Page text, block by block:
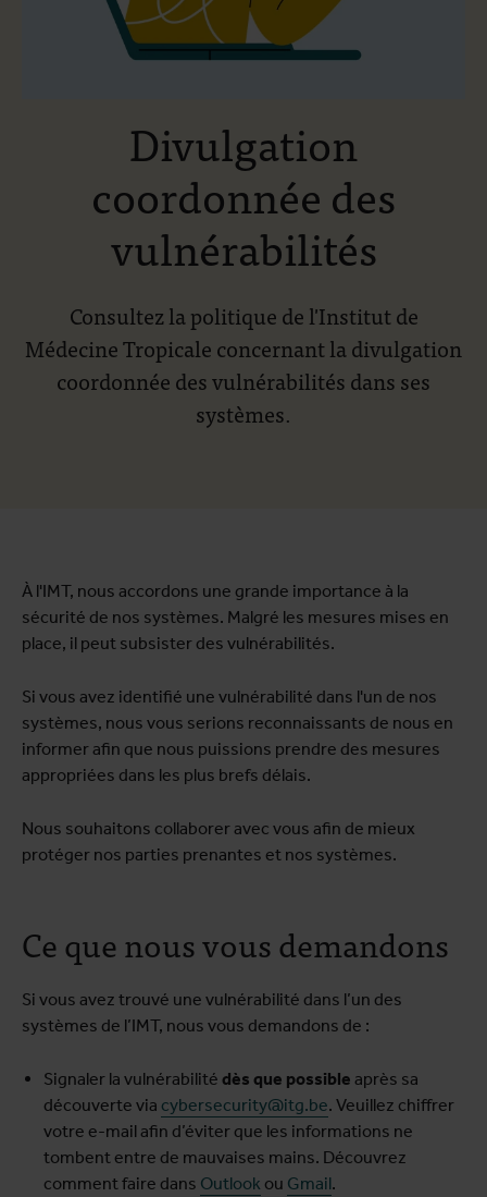
Divulgation
coordonnée des
vulnérabilités
Consultez la politique de l'Institut de
Médecine Tropicale concernant la divulgation
coordonnée des vulnérabilités dans ses
systèmes.
À l'IMT, nous accordons une grande importance à la
sécurité de nos systèmes. Malgré les mesures mises en
place, il peut subsister des vulnérabilités.
Si vous avez identifié une vulnérabilité dans l'un de nos
systèmes, nous vous serions reconnaissants de nous en
informer afin que nous puissions prendre des mesures
appropriées dans les plus brefs délais.
Nous souhaitons collaborer avec vous afin de mieux
protéger nos parties prenantes et nos systèmes.
Ce que nous vous demandons
Si vous avez trouvé une vulnérabilité dans l’un des
systèmes de l’IMT, nous vous demandons de :
Signaler la vulnérabilité dès que possible après sa
découverte via cybersecurity@itg.be. Veuillez chiffrer
votre e-mail afin d’éviter que les informations ne
tombent entre de mauvaises mains. Découvrez
comment faire dans Outlook ou Gmail.